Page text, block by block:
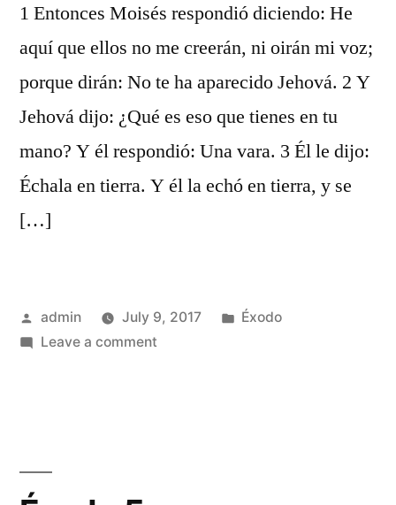
1 Entonces Moisés respondió diciendo: He
aquí que ellos no me creerán, ni oirán mi voz;
porque dirán: No te ha aparecido Jehová. 2 Y
Jehová dijo: ¿Qué es eso que tienes en tu
mano? Y él respondió: Una vara. 3 Él le dijo:
Échala en tierra. Y él la echó en tierra, y se
[…]
Posted
by
admin July 9, 2017
Posted
Éxodo
Leave a commenton